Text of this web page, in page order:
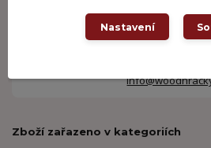
+420 605 062
(Po-Ne, 8-21
Zboží zařazeno v kategoriích
Nastavení